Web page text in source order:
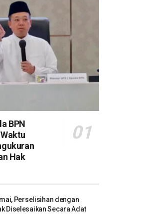
BPN
Hak
Perselisihan dengan
Diselesaikan Secara Adat